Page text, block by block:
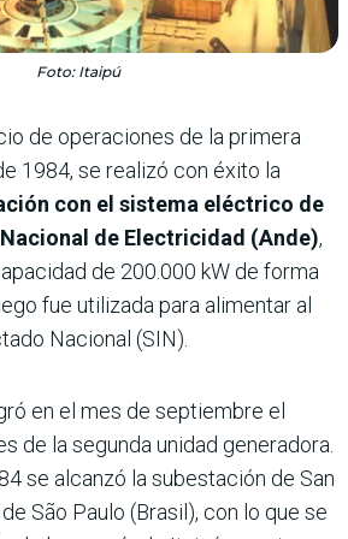
Foto: Itaipú
de operaciones de la primera
1984, se realizó con éxito la
con el sistema eléctrico de
de Electricidad (Ande),
de 200.000 kW de forma
fue utilizada para alimentar al
Nacional (SIN).
en el mes de septiembre el
de la segunda unidad generadora.
se alcanzó la subestación de San
São Paulo (Brasil), con lo que se